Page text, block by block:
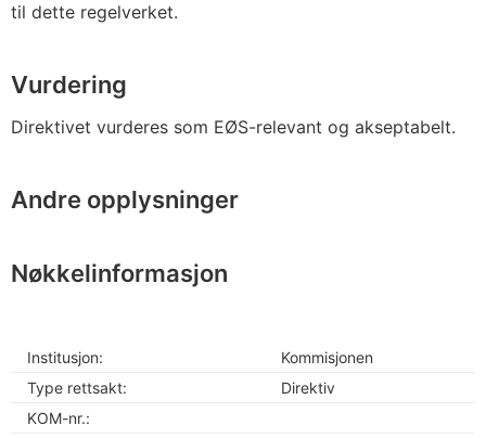
til dette regelverket.
Vurdering
Direktivet vurderes som EØS-relevant og akseptabelt.
Andre opplysninger
Nøkkelinformasjon
Institusjon:
Kommisjonen
Type rettsakt:
Direktiv
KOM-nr.: